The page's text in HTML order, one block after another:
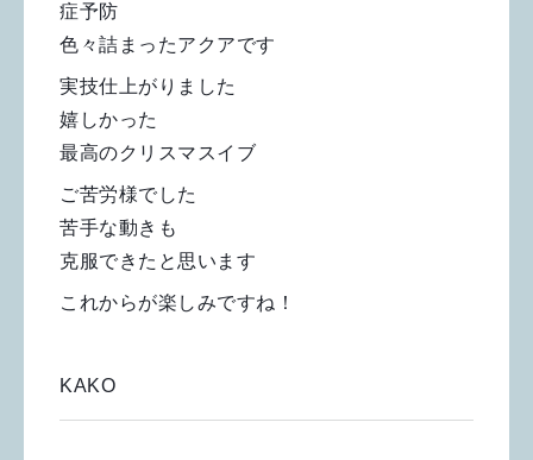
症予防
色々詰まったアクアです
実技仕上がりました
嬉しかった
最高のクリスマスイブ
ご苦労様でした
苦手な動きも
克服できたと思います
これからが楽しみですね！
KAKO